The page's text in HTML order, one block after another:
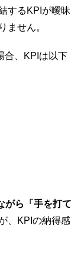
するKPIが曖昧
ません。
合、KPIは以下
がら「手を打て
、KPIの納得感